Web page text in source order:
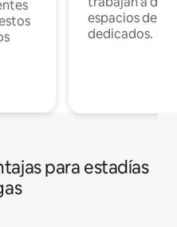
espacios de
dedicados.
para estadías